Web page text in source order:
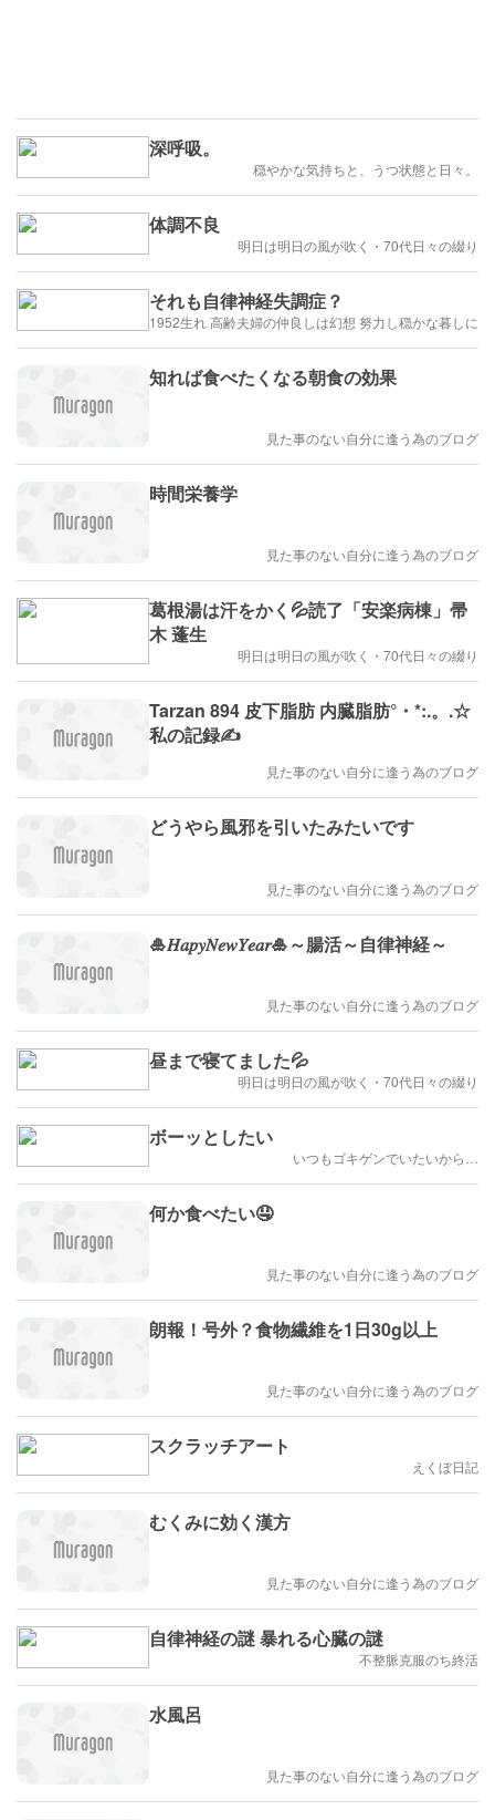
深呼吸。
穏やかな気持ちと、うつ状態と日々。
体調不良
明日は明日の風が吹く・70代日々の綴り
それも自律神経失調症？
1952生れ 高齢夫婦の仲良しは幻想 努力し穏かな暮しに
知れば食べたくなる朝食の効果
見た事のない自分に逢う為のブログ
時間栄養学
見た事のない自分に逢う為のブログ
葛根湯は汗をかく💦読了「安楽病棟」帚
木 蓬生
明日は明日の風が吹く・70代日々の綴り
Tarzan 894 皮下脂肪 内臓脂肪°・*:.。.☆
私の記録✍️
見た事のない自分に逢う為のブログ
どうやら風邪を引いたみたいです
見た事のない自分に逢う為のブログ
🎍𝐻𝑎𝑝𝑦𝑁𝑒𝑤𝑌𝑒𝑎𝑟🎍～腸活～自律神経～
見た事のない自分に逢う為のブログ
昼まで寝てました💦
明日は明日の風が吹く・70代日々の綴り
ボーッとしたい
いつもゴキゲンでいたいから…
何か食べたい🤤
見た事のない自分に逢う為のブログ
朗報！号外？食物繊維を1日30g以上
見た事のない自分に逢う為のブログ
スクラッチアート
えくぼ日記
むくみに効く漢方
見た事のない自分に逢う為のブログ
自律神経の謎 暴れる心臓の謎
不整脈克服のち終活
水風呂
見た事のない自分に逢う為のブログ